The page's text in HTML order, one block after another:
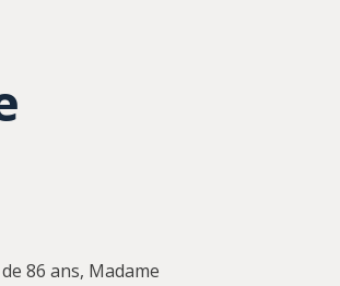
86 ans, Madame